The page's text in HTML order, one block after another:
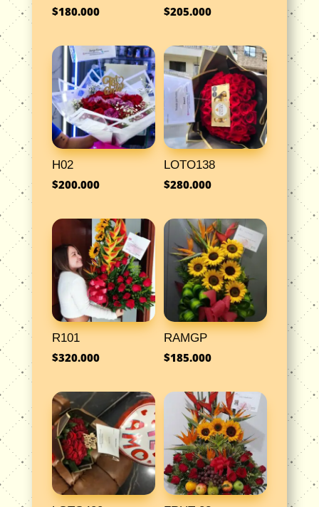
$180.000 $205.000
H02
$200.000
LOTO138
$280.000
R101
$320.000
RAMGP
$185.000